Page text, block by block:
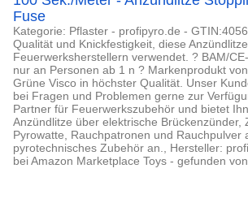
Fuse
Kategorie: Pflaster - profipyro.de -
Qualität und Knickfestigkeit, diese
Feuerwerksherstellern verwendet. ? BAM/
nur an Personen ab 1 n ? Markenprodukt
Grüne Visco in höchster Qualität. Unser
bei Fragen und Problemen gerne zur
Partner für Feuerwerkszubehör und bietet
Anzündlitze über elektrische Brückenzünder,
Pyrowatte, Rauchpatronen und Rauchpulver
pyrotechnisches Zubehör an., Hersteller:
bei Amazon Marketplace Toys - gefunden